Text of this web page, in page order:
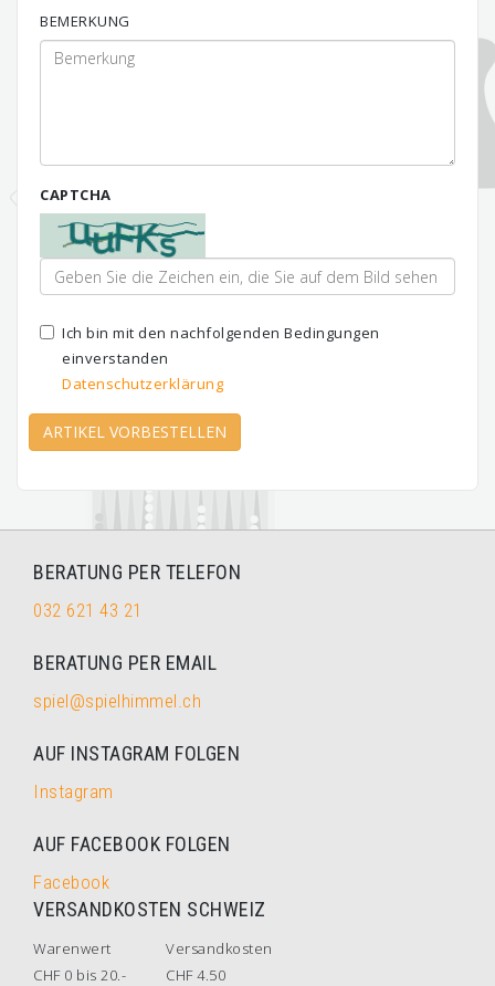
BEMERKUNG
CAPTCHA
Ich bin mit den nachfolgenden Bedingungen
einverstanden
Datenschutzerklärung
ARTIKEL VORBESTELLEN
BERATUNG PER TELEFON
032 621 43 21
BERATUNG PER EMAIL
spiel@spielhimmel.ch
AUF INSTAGRAM FOLGEN
Instagram
AUF FACEBOOK FOLGEN
Facebook
VERSANDKOSTEN SCHWEIZ
Warenwert
Versandkosten
CHF 0 bis 20.-
CHF 4.50